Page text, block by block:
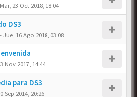
Mar, 23 Oct 2018, 18:04
DS3
-Jue, 16 Ago 2018, 03:08
Nov 2017, 14:44
para DS3
Sep 2014, 20:26